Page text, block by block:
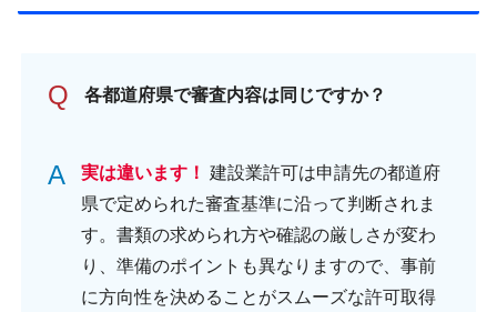
Q 各都道府県で審査内容は同じですか？
A 実は違います！ 建設業許可は申請先の都道府
県で定められた審査基準に沿って判断されま
す。書類の求められ方や確認の厳しさが変わ
り、準備のポイントも異なりますので、事前
に方向性を決めることがスムーズな許可取得